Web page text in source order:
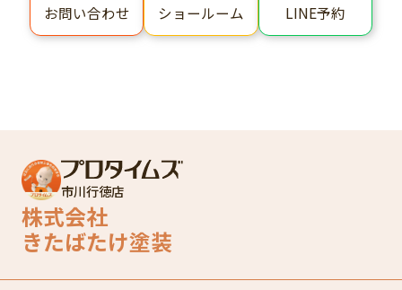
お問い合わせ ショールーム LINE予約
市川行徳店
株式会社
きたばたけ塗装